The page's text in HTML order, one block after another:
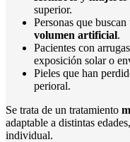
superior.
Personas que
volumen artificial.
Pacientes con
exposición solar o
Pieles que han
perioral.
Se trata de un tratamiento
adaptable a distintas
individual.